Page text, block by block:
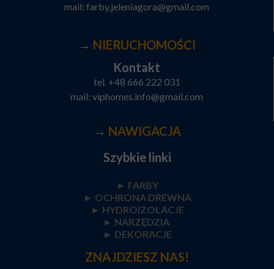
mail: farby.jeleniagora@gmail.com
Kontakt
tel. +48 666 222 031
mail: viphomes.info@gmail.com
Szybkie linki
► FARBY
► OCHRONA DREWNA
► HYDROIZOLACJE
► NARZĘDZIA
► DEKORACJE
→ NIERUCHOMOŚCI
ZNAJDZIESZ NAS!
→ NAWIGACJA